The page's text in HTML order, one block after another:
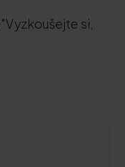
"Vyzkoušejte si,